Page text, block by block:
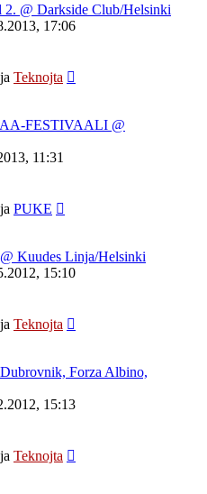
2. @ Darkside Club/Helsinki
17:06
Teknojta
FESTIVAALI @
11:31
PUKE
Kuudes Linja/Helsinki
15:10
Teknojta
Forza Albino,
15:13
Teknojta